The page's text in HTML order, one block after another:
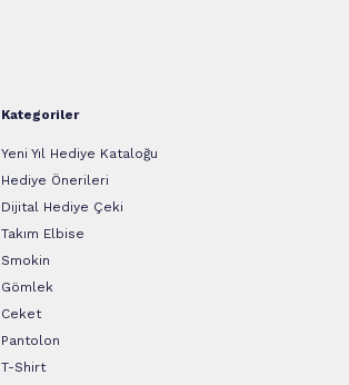
Kategoriler
Yeni Yıl Hediye Kataloğu
Hediye Önerileri
Dijital Hediye Çeki
Takım Elbise
Smokin
Gömlek
Ceket
Pantolon
T-Shirt